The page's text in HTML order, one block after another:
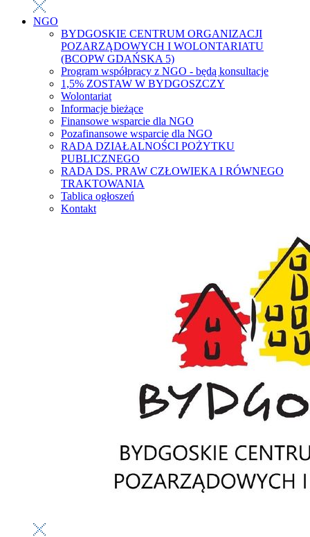
NGO
BYDGOSKIE CENTRUM ORGANIZACJI
POZARZĄDOWYCH I WOLONTARIATU
(BCOPW GDAŃSKA 5)
Program współpracy z NGO - będą konsultacje
1,5% ZOSTAW W BYDGOSZCZY
Wolontariat
Informacje bieżące
Finansowe wsparcie dla NGO
Pozafinansowe wsparcie dla NGO
RADA DZIAŁALNOŚCI POŻYTKU
PUBLICZNEGO
RADA DS. PRAW CZŁOWIEKA I RÓWNEGO
TRAKTOWANIA
Tablica ogłoszeń
Kontakt